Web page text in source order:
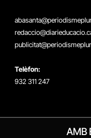
Telèfon:
932 311 247
AMB